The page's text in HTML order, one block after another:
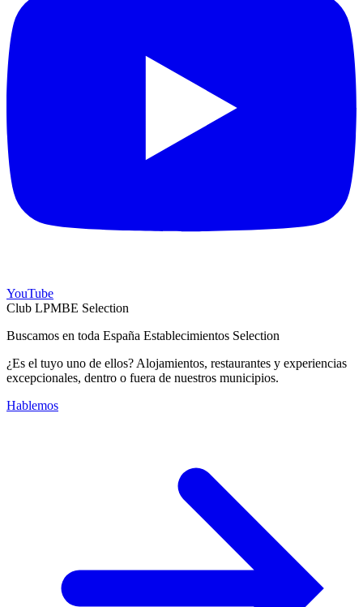
YouTube
Club LPMBE Selection
Buscamos en toda España Establecimientos Selection
¿Es el tuyo uno de ellos? Alojamientos, restaurantes y experiencias
excepcionales, dentro o fuera de nuestros municipios.
Hablemos